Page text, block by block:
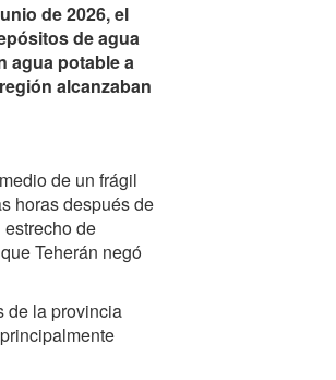
de 2026, el
de agua
agua potable a
alcanzaban
de un frágil
horas después de
de
Teherán negó
de la provincia